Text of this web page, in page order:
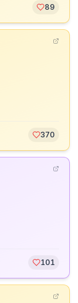
89
370
101